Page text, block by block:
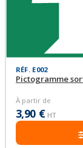
RÉF. E002
Pictogramme
À partir de
3,90 € HT